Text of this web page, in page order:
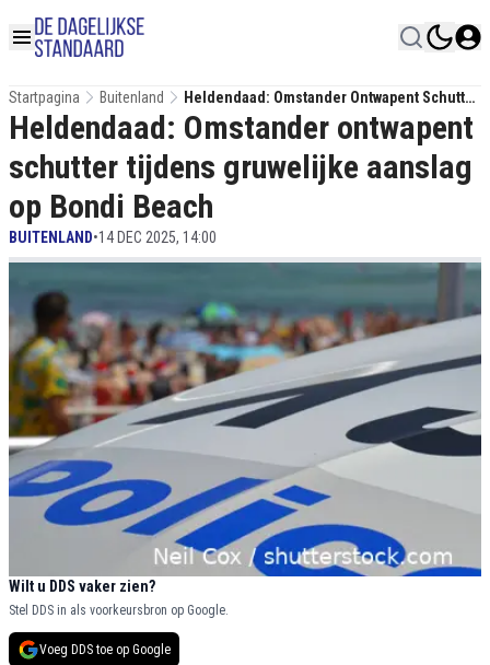
Startpagina Buitenland
Heldendaad: Omstander Ontwapent Schutter
Tijdens Gruwelijke Aanslag Op Bondi Beach
Heldendaad: Omstander ontwapent
schutter tijdens gruwelijke aanslag
op Bondi Beach
BUITENLAND•14 DEC 2025, 14:00
Wilt u DDS vaker zien?
Stel DDS in als voorkeursbron op Google.
Voeg DDS toe op Google